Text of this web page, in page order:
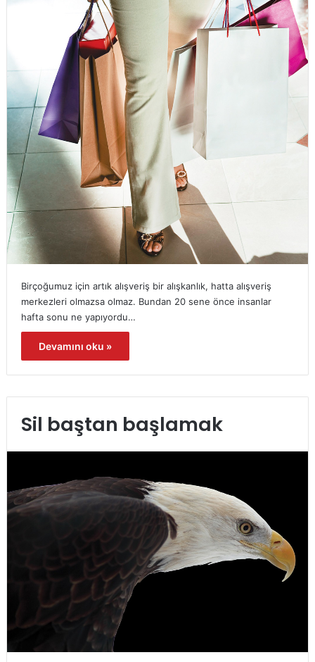
Birçoğumuz için artık alışveriş bir alışkanlık, hatta alışveriş
merkezleri olmazsa olmaz. Bundan 20 sene önce insanlar
hafta sonu ne yapıyordu…
Devamını oku »
Sil baştan başlamak